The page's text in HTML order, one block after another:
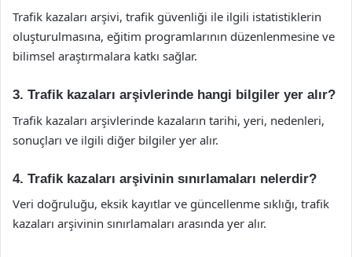
Trafik kazaları arşivi, trafik güvenliği ile ilgili istatistiklerin
oluşturulmasına, eğitim programlarının düzenlenmesine ve
bilimsel araştırmalara katkı sağlar.
3. Trafik kazaları arşivlerinde hangi bilgiler yer alır?
Trafik kazaları arşivlerinde kazaların tarihi, yeri, nedenleri,
sonuçları ve ilgili diğer bilgiler yer alır.
4. Trafik kazaları arşivinin sınırlamaları nelerdir?
Veri doğruluğu, eksik kayıtlar ve güncellenme sıklığı, trafik
kazaları arşivinin sınırlamaları arasında yer alır.